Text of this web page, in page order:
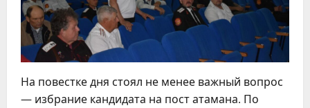
На повестке дня стоял не менее важный вопрос
— избрание кандидата на пост атамана. По